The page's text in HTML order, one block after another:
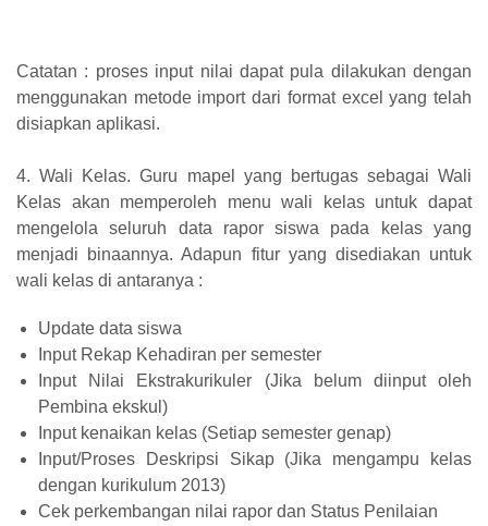
Catatan : proses input nilai dapat pula dilakukan dengan
menggunakan metode import dari format excel yang telah
disiapkan aplikasi.
4. Wali Kelas. Guru mapel yang bertugas sebagai Wali
Kelas akan memperoleh menu wali kelas untuk dapat
mengelola seluruh data rapor siswa pada kelas yang
menjadi binaannya. Adapun fitur yang disediakan untuk
wali kelas di antaranya :
Update data siswa
Input Rekap Kehadiran per semester
Input Nilai Ekstrakurikuler (Jika belum diinput oleh
Pembina ekskul)
Input kenaikan kelas (Setiap semester genap)
Input/Proses Deskripsi Sikap (Jika mengampu kelas
dengan kurikulum 2013)
Cek perkembangan nilai rapor dan Status Penilaian